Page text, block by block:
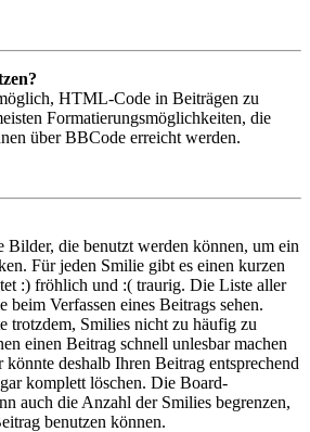
HTML-Code in Beiträgen zu
Formatierungsmöglichkeiten, die
über BBCode erreicht werden.
Bilder, die benutzt werden können, um ein
Für jeden Smilie gibt es einen kurzen
:) fröhlich und :( traurig. Die Liste aller
beim Verfassen eines Beitrags sehen.
trotzdem, Smilies nicht zu häufig zu
einen Beitrag schnell unlesbar machen
deshalb Ihren Beitrag entsprechend
komplett löschen. Die Board-
auch die Anzahl der Smilies begrenzen,
benutzen können.